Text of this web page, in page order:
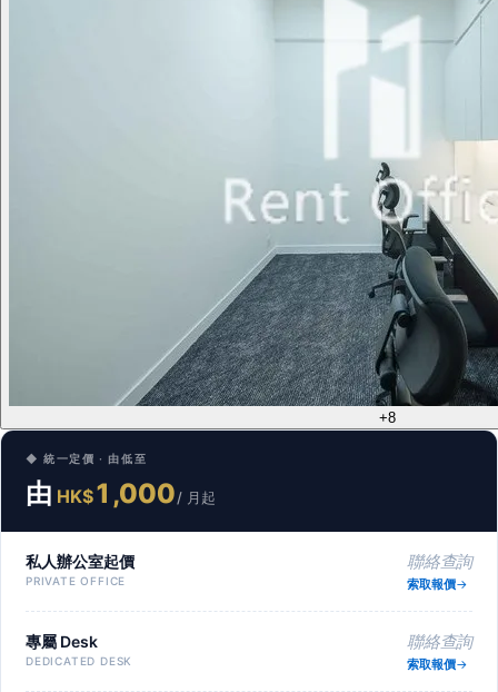
+8
◆ 統一定價 · 由低至
由 HK$1,000/ 月起
私人辦公室起價
PRIVATE OFFICE
聯絡查詢
索取報價
專屬 Desk
DEDICATED DESK
聯絡查詢
索取報價